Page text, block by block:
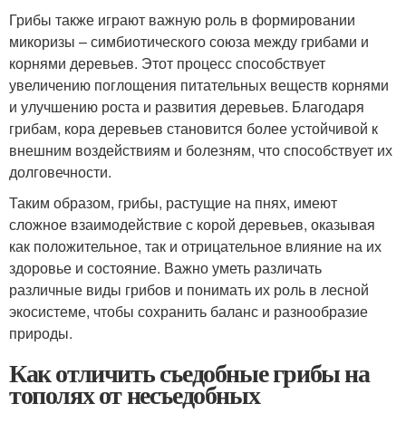
Грибы также играют важную роль в формировании
микоризы – симбиотического союза между грибами и
корнями деревьев. Этот процесс способствует
увеличению поглощения питательных веществ корнями
и улучшению роста и развития деревьев. Благодаря
грибам, кора деревьев становится более устойчивой к
внешним воздействиям и болезням, что способствует их
долговечности.
Таким образом, грибы, растущие на пнях, имеют
сложное взаимодействие с корой деревьев, оказывая
как положительное, так и отрицательное влияние на их
здоровье и состояние. Важно уметь различать
различные виды грибов и понимать их роль в лесной
экосистеме, чтобы сохранить баланс и разнообразие
природы.
Как отличить съедобные грибы на
тополях от несъедобных